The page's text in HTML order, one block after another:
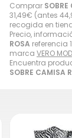
Comprar
31,49€ (antes
recogida en
Precio,
ROSA referencia
marca VERO
Encuentra
SOBRE CAMISA